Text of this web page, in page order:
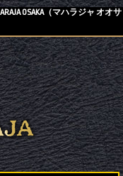
OSAKA（マハラジャ オオサ